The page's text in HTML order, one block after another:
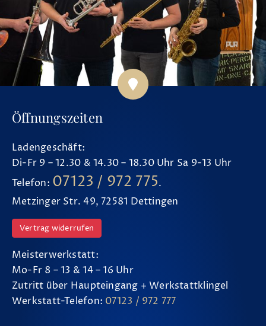
Öffnungszeiten
Ladengeschäft:
Di-Fr 9 – 12.30 & 14.30 – 18.30 Uhr Sa 9-13 Uhr
Telefon: 07123 / 972 775.
Metzinger Str. 49, 72581 Dettingen
Vertrag widerrufen
Meisterwerkstatt:
Mo-Fr 8 – 13 & 14 – 16 Uhr
Zutritt über Haupteingang + Werkstattklingel
Werkstatt-Telefon: 07123 / 972 777